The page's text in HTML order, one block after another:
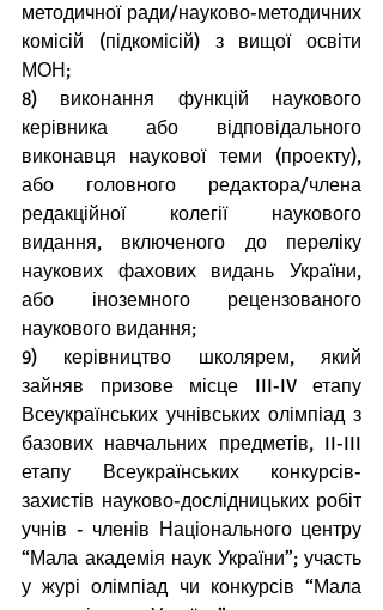
методичної ради/науково-методичних
комісій (підкомісій) з вищої освіти
МОН;
8) виконання функцій наукового
керівника або відповідального
виконавця наукової теми (проекту),
або головного редактора/члена
редакційної колегії наукового
видання, включеного до переліку
наукових фахових видань України,
або іноземного рецензованого
наукового видання;
9) керівництво школярем, який
зайняв призове місце III-IV етапу
Всеукраїнських учнівських олімпіад з
базових навчальних предметів, II-III
етапу Всеукраїнських конкурсів-
захистів науково-дослідницьких робіт
учнів - членів Національного центру
“Мала академія наук України”; участь
у журі олімпіад чи конкурсів “Мала